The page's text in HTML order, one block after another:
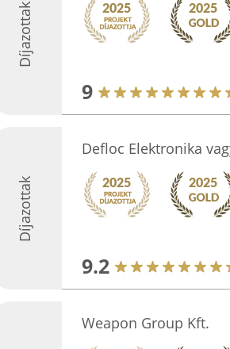
Díjazottak
9
Díjazottak
Defloc Elektronika
9.2
Weapon Group Kft.